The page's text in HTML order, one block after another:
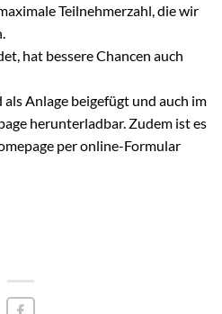
Teilnehmerzahl, die wir
hat bessere Chancen auch
Anlage beigefügt und auch im
herunterladbar. Zudem ist es
per online-Formular